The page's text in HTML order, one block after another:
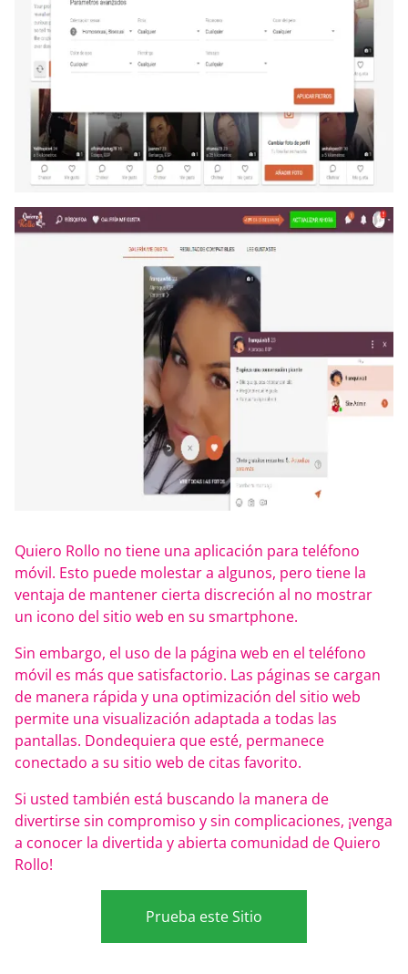
Quiero Rollo no tiene una aplicación para teléfono
móvil. Esto puede molestar a algunos, pero tiene la
ventaja de mantener cierta discreción al no mostrar
un icono del sitio web en su smartphone.
Sin embargo, el uso de la página web en el teléfono
móvil es más que satisfactorio. Las páginas se cargan
de manera rápida y una optimización del sitio web
permite una visualización adaptada a todas las
pantallas. Dondequiera que esté, permanece
conectado a su sitio web de citas favorito.
Si usted también está buscando la manera de
divertirse sin compromiso y sin complicaciones, ¡venga
a conocer la divertida y abierta comunidad de Quiero
Rollo!
Prueba este Sitio